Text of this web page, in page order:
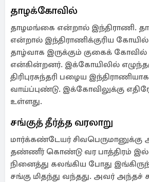
தாழக்கோவில்
தாழமங்கை என்றால் இந்திராணி.
என்றால் இந்திராணிக்குரிய
தாழ்வாக இருக்கும் குகைக்
என்கின்றனர். இக்கோயிலில்
திரிபுரசுந்தரி பழைய
வாய்ப்புண்டு. இக்கோவிலுக்கு
உள்ளது.
சங்குத் தீர்த்த வரலாறு
மார்க்கண்டேயர்
தண்ணீர் கொண்டு வர பாத்திரம்
நினைத்து கலங்கிய போது
சங்கு மிதந்து வந்தது. அவர்